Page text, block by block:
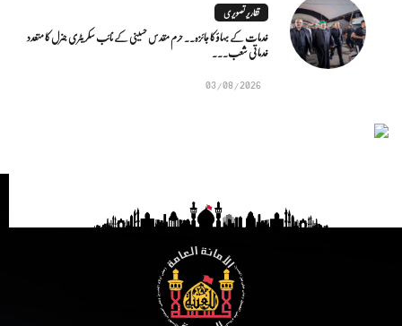
تقاریر تصویری
خدمات کے بہاؤ کا جائزہ.. حرم مقدس حسینی کے نائب سکریٹری جنرل کا متعدد
خدماتی شعب...
03/08/2026